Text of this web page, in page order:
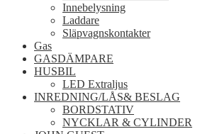
Innebelysning
Laddare
Släpvagnskontakter
Gas
GASDÄMPARE
HUSBIL
LED Extraljus
INREDNING/LÅS& BESLAG
BORDSTATIV
NYCKLAR & CYLINDER